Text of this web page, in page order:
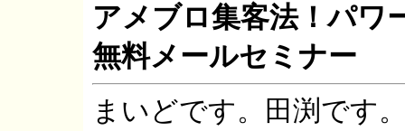
アメブロ集客法！パワ
無料メールセミナー
まいどです。田渕です